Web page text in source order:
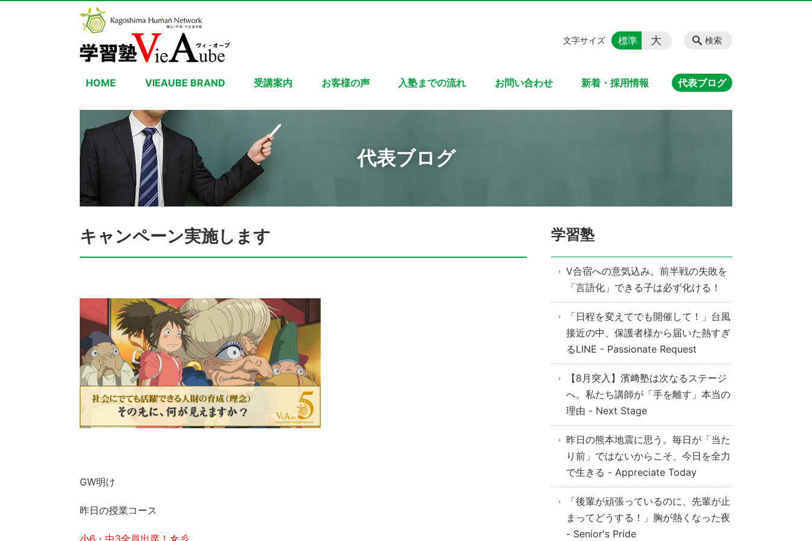
HOME VIEAUBE BRAND 受講案内 お客様の声 入塾までの流れ お問い合わせ 新着・採用情報 代表ブログ
検索
文字サイズ 標準 大
代表ブログ
キャンペーン実施します
GW明け
昨日の授業コース
小6・中3全員出席！☆彡
学習塾
V合宿への意気込み。前半戦の失敗を
「言語化」できる子は必ず化ける！
「日程を変えてでも開催して！」台風
接近の中、保護者様から届いた熱すぎ
るLINE - Passionate Request
【8月突入】濱﨑塾は次なるステージ
へ。私たち講師が「手を離す」本当の
理由 - Next Stage
昨日の熊本地震に思う。毎日が「当た
り前」ではないからこそ、今日を全力
で生きる - Appreciate Today
「後輩が頑張っているのに、先輩が止
まってどうする！」胸が熱くなった夜
- Senior's Pride